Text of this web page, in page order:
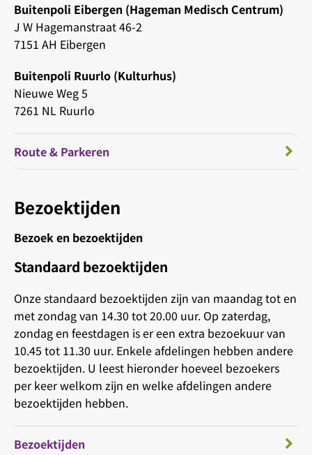
Buitenpoli Eibergen (Hageman Medisch Centrum)
J W Hagemanstraat 46-2
7151 AH Eibergen
Buitenpoli Ruurlo (Kulturhus)
Nieuwe Weg 5
7261 NL Ruurlo
Route & Parkeren
Bezoektijden
Bezoek en bezoektijden
Standaard bezoektijden
Onze standaard bezoektijden zijn van maandag tot en
met zondag van 14.30 tot 20.00 uur. Op zaterdag,
zondag en feestdagen is er een extra bezoekuur van
10.45 tot 11.30 uur. Enkele afdelingen hebben andere
bezoektijden. U leest hieronder hoeveel bezoekers
per keer welkom zijn en welke afdelingen andere
bezoektijden hebben.
Bezoektijden